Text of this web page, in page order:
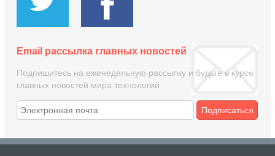
Email рассылка главных новостей
Подпишитесь на еженедельную рассылку и будьте в курсе
главных новостей мира технологий
Подписаться